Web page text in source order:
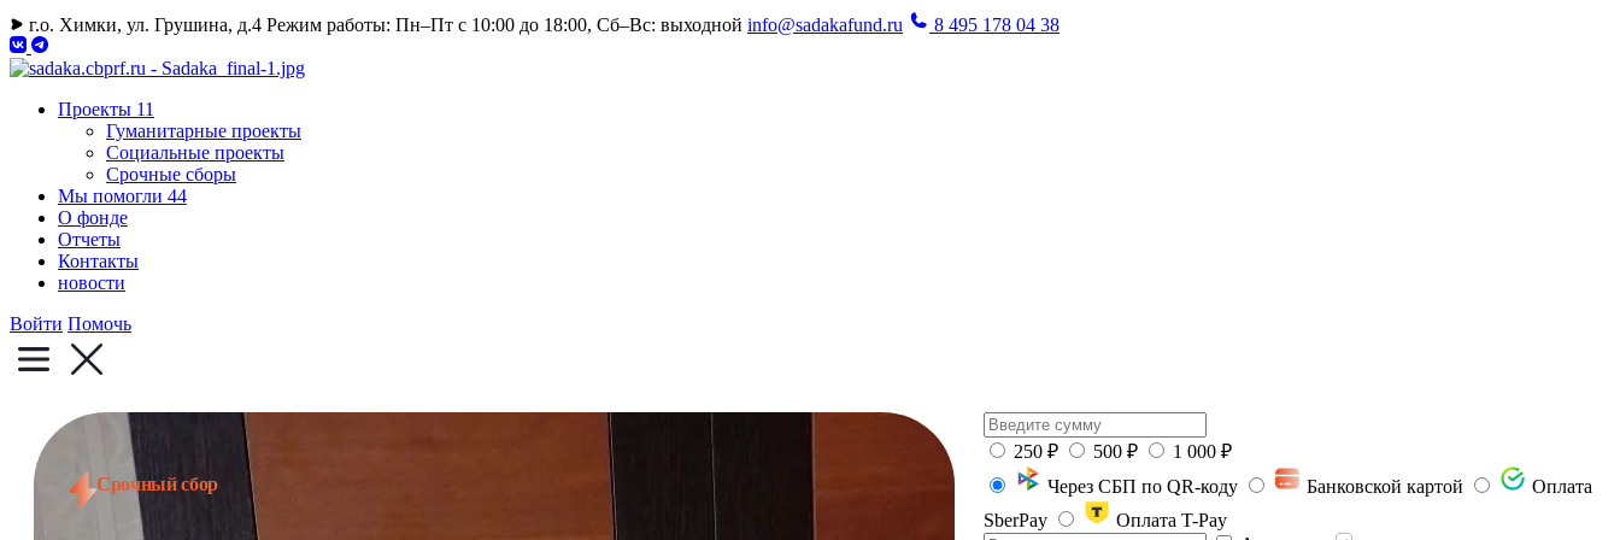
г.о. Химки, ул. Грушина, д.4 Режим работы: Пн–Пт с 10:00 до 18:00, Сб–Вс: выходной info@sadakafund.ru 8 495 178 04 38
Проекты 11
Гуманитарные проекты
Социальные проекты
Срочные сборы
Мы помогли 44
О фонде
Отчеты
Контакты
новости
Войти Помочь
Срочный сбор Срочный сбор
250 ₽ 500 ₽
1 000 ₽
Через СБП по QR-коду
Банковской картой
Оплата
SberPay
Оплата T-Pay